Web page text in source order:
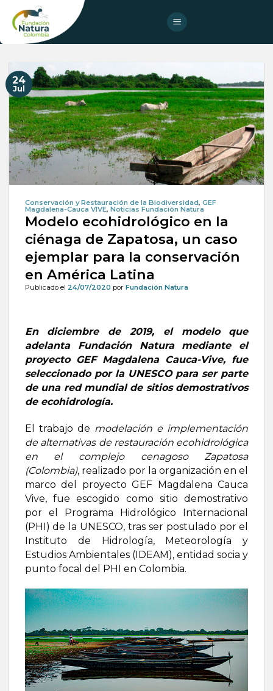
content
24
Jul
Conservación y Restauración de la Biodiversidad, GEF
Magdalena-Cauca VIVE, Noticias Fundación Natura
Modelo ecohidrológico en la
ciénaga de Zapatosa, un caso
ejemplar para la conservación
en América Latina
Publicado el 24/07/2020 por Fundación Natura
En diciembre de 2019, el modelo que
adelanta Fundación Natura mediante el
proyecto GEF Magdalena Cauca-Vive, fue
seleccionado por la UNESCO para ser parte
de una red mundial de sitios demostrativos
de ecohidrología.
El trabajo de modelación e implementación
de alternativas de restauración ecohidrológica
en el complejo cenagoso Zapatosa
(Colombia), realizado por la organización en el
marco del proyecto GEF Magdalena Cauca
Vive, fue escogido como sitio demostrativo
por el Programa Hidrológico Internacional
(PHI) de la UNESCO, tras ser postulado por el
Instituto de Hidrología, Meteorología y
Estudios Ambientales (IDEAM), entidad socia y
punto focal del PHI en Colombia.